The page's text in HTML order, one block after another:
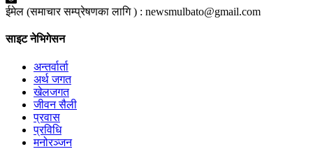
ईमेल (समाचार सम्प्रेषणका लागि ) : newsmulbato@gmail.com
साइट नेभिगेसन
अन्तर्वार्ता
अर्थ जगत
खेलजगत
जीवन सैली
प्रवास
प्रविधि
मनोरञ्जन